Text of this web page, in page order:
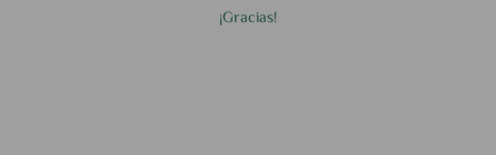
¡Gracias!